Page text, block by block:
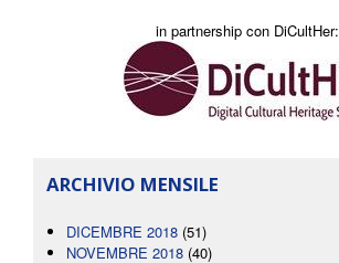
in partnership con DiCultHer:
ARCHIVIO MENSILE
DICEMBRE 2018 (51)
NOVEMBRE 2018 (40)